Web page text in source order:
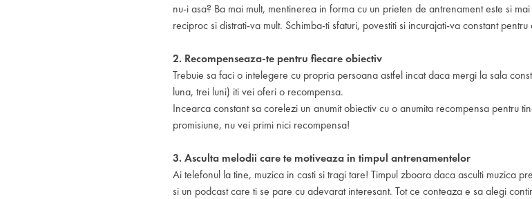
nu-i asa? Ba mai mult, mentinerea in forma cu un prieten de antrenament este si
reciproc si distrati-va mult. Schimba-ti sfaturi, povestiti si incurajati-va constant
2. Recompenseaza-te pentru fiecare obiectiv
Trebuie sa faci o intelegere cu propria persoana astfel incat daca mergi la sala
luna, trei luni) iti vei oferi o recompensa.
Incearca constant sa corelezi un anumit obiectiv cu o anumita recompensa pentru
promisiune, nu vei primi nici recompensa!
3. Asculta melodii care te motiveaza in timpul antrenamentelor
Ai telefonul la tine, muzica in casti si tragi tare! Timpul zboara daca asculti muzica
si un podcast care ti se pare cu adevarat interesant. Tot ce conteaza e sa alegi